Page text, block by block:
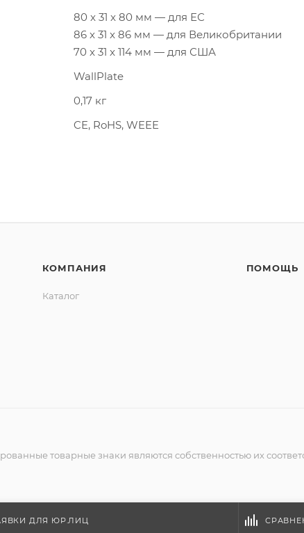
80 x 31 x 80 мм — для ЕС
86 x 31 x 86 мм — для Великобритании
70 x 31 x 114 мм — для США
WallPlate
0,17 кг
CE, RoHS, WEEE
КОМПАНИЯ
Каталог
ПОМОЩЬ
товарные знаки являются собственностью их
ДЛЯ ЮР.ЛИЦ